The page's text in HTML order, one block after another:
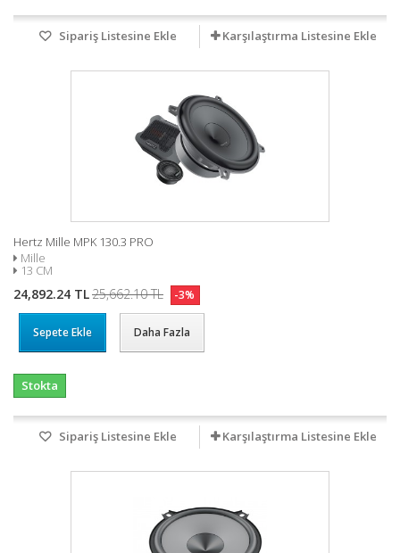
Sipariş Listesine Ekle Karşılaştırma Listesine Ekle
Hertz Mille MPK 130.3 PRO
Mille
13 CM
24,892.24 TL25,662.10 TL -3%
Sepete Ekle Daha Fazla
Stokta
Sipariş Listesine Ekle Karşılaştırma Listesine Ekle